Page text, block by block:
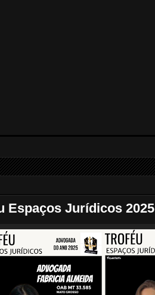
Espaços Jurídicos 2025